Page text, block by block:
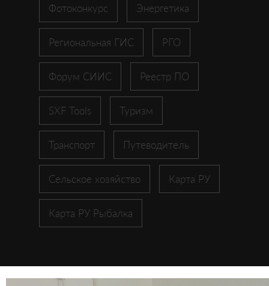
Фотоконкурс Энергетика
Региональная ГИС РГО
Форум СИИС Реестр ПО
SXF Tools Туризм
Транспорт Путеводитель
Сельское хозяйство Карта РУ
Карта РУ Рыбалка